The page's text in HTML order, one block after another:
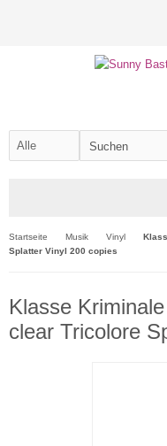
Startseite Musik Vinyl
Splatter Vinyl 200 copies
Klasse
clear Tricolore